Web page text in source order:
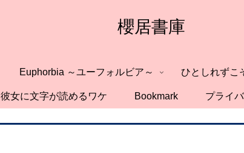
櫻居書庫
Euphorbia ～ユーフォルビア～ ひとしれずこ
彼女に文字が読めるワケ Bookmark プライ